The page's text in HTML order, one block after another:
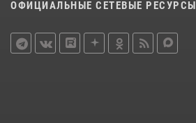
ОФИЦИАЛЬНЫЕ СЕТЕВЫЕ РЕСУРСЫ